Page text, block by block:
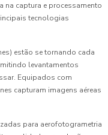
na captura e processamento
tecnologias
estão se tornando cada
levantamentos
Equipados com
capturam imagens aéreas
para aerofotogrametria